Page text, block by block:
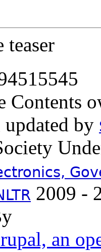
teaser
Contents
by
2009 -